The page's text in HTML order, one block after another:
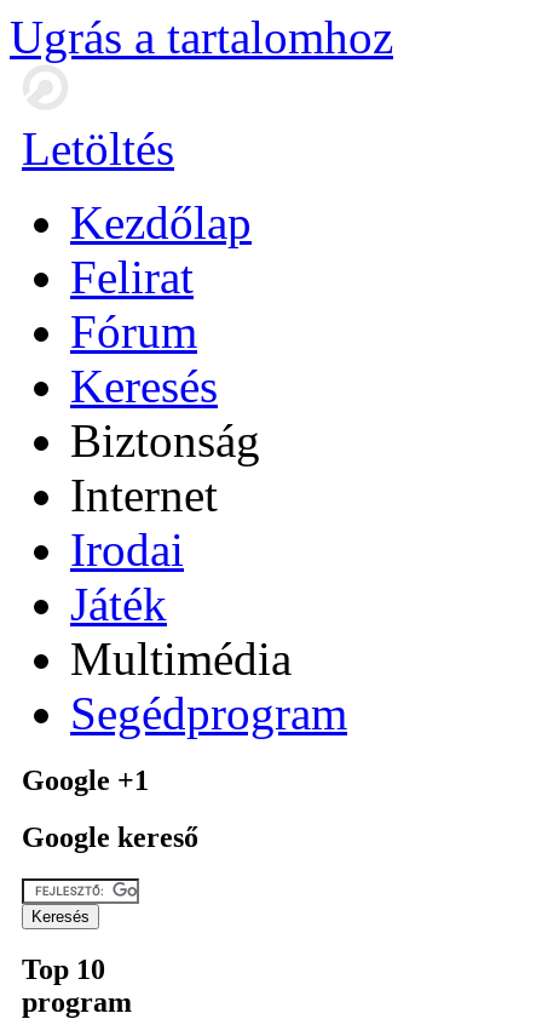
Ugrás a tartalomhoz
Letöltés
Kezdőlap
Felirat
Fórum
Keresés
Biztonság
Internet
Irodai
Játék
Multimédia
Segédprogram
Google +1
Google kereső
Top 10
program